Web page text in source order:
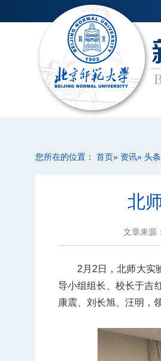
您所在的位置： 首页» 资讯» 头
北
文章来源
2月2日，北师大实
导小组组长、校长于吉
康震、刘长旭、汪明，